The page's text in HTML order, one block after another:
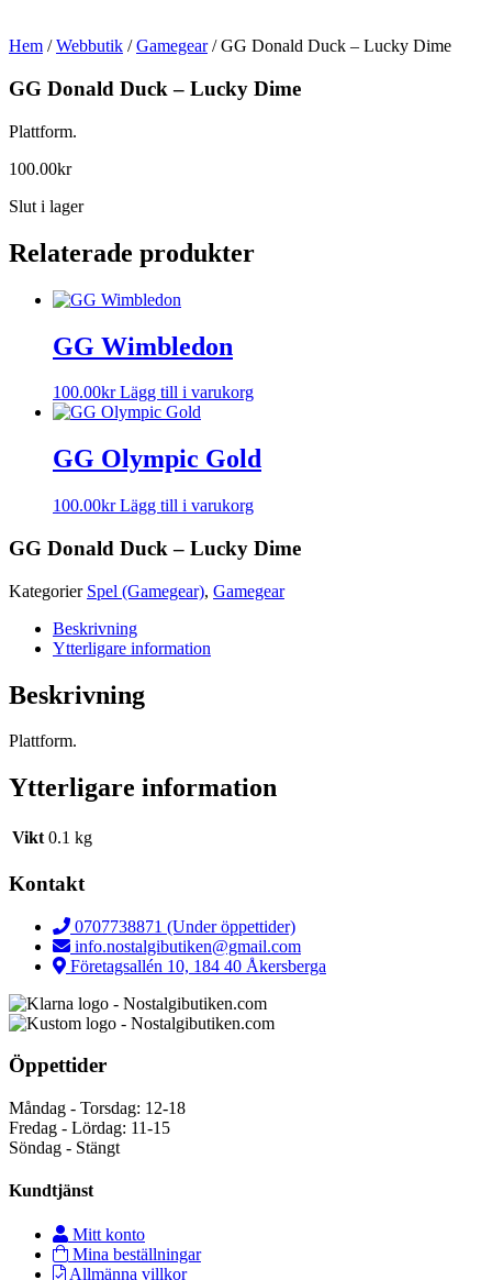
Hem /Webbutik /Gamegear/ GG Donald Duck – Lucky Dime
GG Donald Duck – Lucky Dime
Plattform.
100.00kr
Slut i lager
Relaterade produkter
GG Wimbledon
100.00kr Lägg till i varukorg
GG Olympic Gold
100.00kr Lägg till i varukorg
GG Donald Duck – Lucky Dime
Kategorier Spel (Gamegear), Gamegear
Beskrivning
Ytterligare information
Beskrivning
Plattform.
Ytterligare information
Vikt 0.1 kg
Kontakt
0707738871 (Under öppettider)
info.nostalgibutiken@gmail.com
Företagsallén 10, 184 40 Åkersberga
Öppettider
Måndag - Torsdag: 12-18
Fredag - Lördag: 11-15
Söndag - Stängt
Kundtjänst
Mitt konto
Mina beställningar
Allmänna villkor